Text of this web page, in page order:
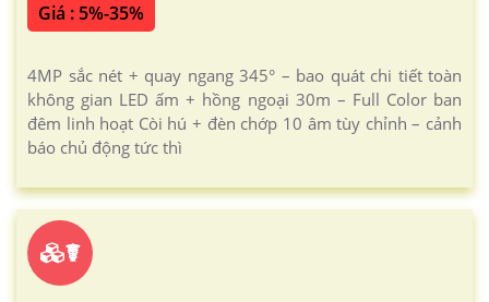
Giá : 5%-35%
4MP sắc nét + quay ngang 345° – bao quát chi tiết toàn
không gian LED ấm + hồng ngoại 30m – Full Color ban
đêm linh hoạt Còi hú + đèn chớp 10 âm tùy chỉnh – cảnh
báo chủ động tức thì
☤